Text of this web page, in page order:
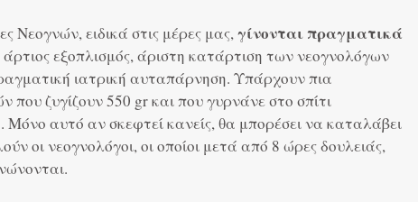
Νεογνών, ειδικά στις μέρες μας, γίνονται πραγματικά
εξοπλισμός, άριστη κατάρτιση των νεογνολόγων
ιατρική αυταπάρνηση. Υπάρχουν πια
που ζυγίζουν 550 gr και που γυρνάνε στο σπίτι
αυτό αν σκεφτεί κανείς, θα μπορέσει να καταλάβει
οι νεογνολόγοι, οι οποίοι μετά από 8 ώρες δουλειάς,